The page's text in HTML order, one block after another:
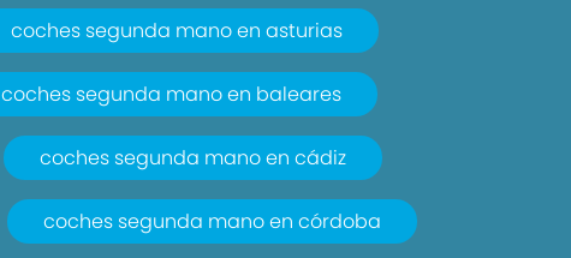
coches segunda mano en asturias
coches segunda mano en baleares
coches segunda mano en cádiz
coches segunda mano en córdoba